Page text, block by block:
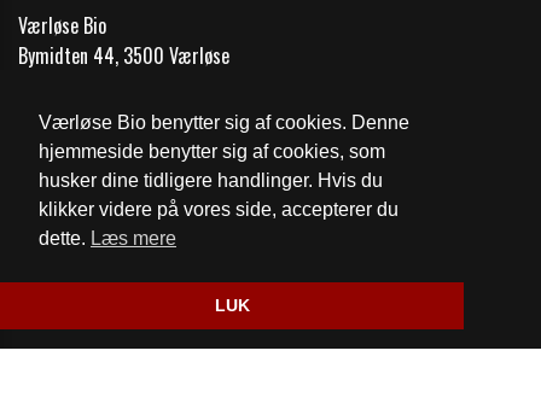
Værløse Bio benytter sig af cookies. Denne
hjemmeside benytter sig af cookies, som
husker dine tidligere handlinger. Hvis du
klikker videre på vores side, accepterer du
dette. Læs mere
LUK
Værløse Bio
Bymidten 44, 3500 Værløse
Telefon: 44 48 02 60
Email: vaerlosebio@gmail.com
Cookie- og privatlivspolitik